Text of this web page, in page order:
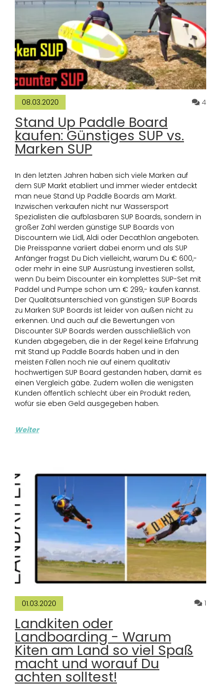
08.03.2020 4
Stand Up Paddle Board
kaufen: Günstiges SUP vs.
Marken SUP
In den letzten Jahren haben sich viele Marken auf
dem SUP Markt etabliert und immer wieder entdeckt
man neue Stand Up Paddle Boards am Markt.
Inzwischen verkaufen nicht nur Wassersport
Spezialisten die aufblasbaren SUP Boards, sondern in
großer Zahl werden günstige SUP Boards von
Discountern wie Lidl, Aldi oder Decathlon angeboten.
Die Preisspanne variiert dabei enorm und als SUP
Anfänger fragst Du Dich vielleicht, warum Du € 600,-
oder mehr in eine SUP Ausrüstung investieren sollst,
wenn Du beim Discounter ein komplettes SUP-Set mit
Paddel und Pumpe schon um € 299,- kaufen kannst.
Der Qualitätsunterschied von günstigen SUP Boards
zu Marken SUP Boards ist leider von außen nicht zu
erkennen. Und auch auf die Bewertungen von
Discounter SUP Boards werden ausschließlich von
Kunden abgegeben, die in der Regel keine Erfahrung
mit Stand up Paddle Boards haben und in den
meisten Fällen noch nie auf einem qualitativ
hochwertigen SUP Board gestanden haben, damit es
einen Vergleich gäbe. Zudem wollen die wenigsten
Kunden öffentlich schlecht über ein Produkt reden,
wofür sie eben Geld ausgegeben haben.
Weiter
01.03.2020 1
Landkiten oder
Landboarding - Warum
Kiten am Land so viel Spaß
macht und worauf Du
achten solltest!